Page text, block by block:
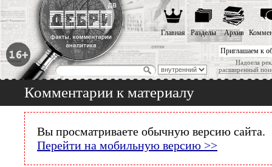
Приглашаем к
Надоела
расширенный
Главная Разделы Архив
Комментарии к материалу
Вы просматриваете обычную версию сайта.
Перейти на мобильную версию >>